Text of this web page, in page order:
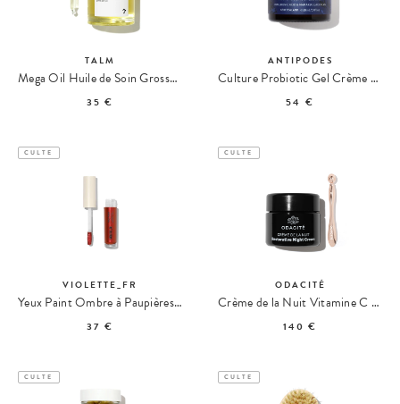
TALM
Mega Oil Huile de Soin Grossesse & Post-Partum
35 €
ANTIPODES
Culture Probiotic Gel Crème De Nuit Réparateur
54 €
CULTE
VIOLETTE_FR
Yeux Paint Ombre à Paupières Scintillant
37 €
CULTE
ODACITÉ
Crème de la Nuit Vitamine C + Ashwagandha
140 €
CULTE CULTE